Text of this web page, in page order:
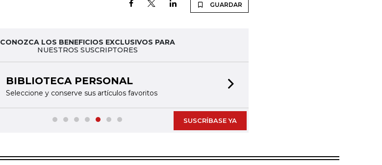
GUARDAR
CONOZCA LOS BENEFICIOS EXCLUSIVOS PARA
NUESTROS SUSCRIPTORES
BIBLIOTECA PERSONAL
Seleccione y conserve sus artículos favoritos
SUSCRÍBASE YA